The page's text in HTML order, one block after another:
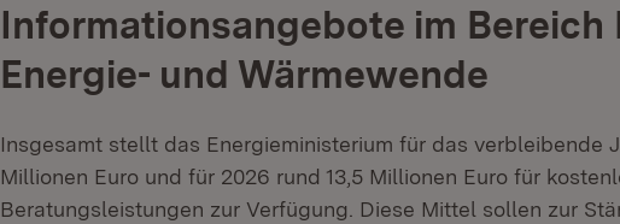
Informationsangebote im Bereich
Energie- und Wärmewende
Insgesamt stellt das Energieministerium für das verbleibende
Millionen Euro und für 2026 rund 13,5 Millionen Euro für
Beratungsleistungen zur Verfügung. Diese Mittel sollen zur